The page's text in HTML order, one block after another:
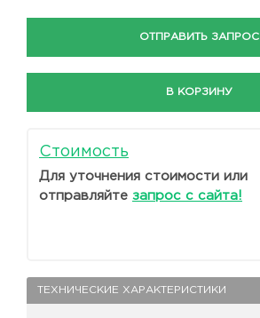
ОТПРАВИТЬ ЗАПРОС
В КОРЗИНУ
Стоимость
Для уточнения стоимости или
отправляйте запрос с сайта!
ТЕХНИЧЕСКИЕ ХАРАКТЕРИСТИКИ